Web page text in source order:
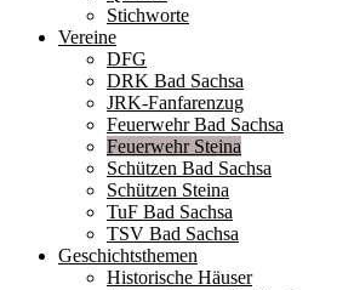
Stichworte
Vereine
DFG
DRK Bad Sachsa
JRK-Fanfarenzug
Feuerwehr Bad Sachsa
Feuerwehr Steina
Schützen Bad Sachsa
Schützen Steina
TuF Bad Sachsa
TSV Bad Sachsa
Geschichtsthemen
Historische Häuser